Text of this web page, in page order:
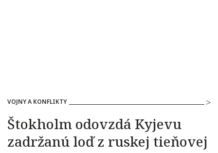
VOJNY A KONFLIKTY
Štokholm odovzdá Kyjevu
zadržanú loď z ruskej tieňovej